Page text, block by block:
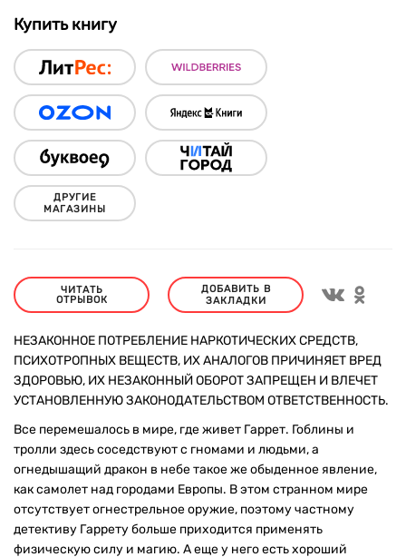
Купить книгу
ДРУГИЕ
МАГАЗИНЫ
ЧИТАТЬ
ОТРЫВОК
ДОБАВИТЬ В
ЗАКЛАДКИ
НЕЗАКОННОЕ ПОТРЕБЛЕНИЕ НАРКОТИЧЕСКИХ СРЕДСТВ,
ПСИХОТРОПНЫХ ВЕЩЕСТВ, ИХ АНАЛОГОВ ПРИЧИНЯЕТ ВРЕД
ЗДОРОВЬЮ, ИХ НЕЗАКОННЫЙ ОБОРОТ ЗАПРЕЩЕН И ВЛЕЧЕТ
УСТАНОВЛЕННУЮ ЗАКОНОДАТЕЛЬСТВОМ ОТВЕТСТВЕННОСТЬ.
Все перемешалось в мире, где живет Гаррет. Гоблины и
тролли здесь соседствуют с гномами и людьми, а
огнедышащий дракон в небе такое же обыденное явление,
как самолет над городами Европы. В этом странном мире
отсутствует огнестрельное оружие, поэтому частному
детективу Гаррету больше приходится применять
физическую силу и магию. А еще у него есть хороший